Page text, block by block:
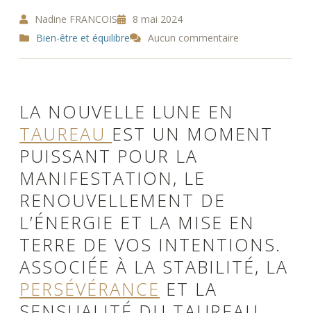
Nadine FRANCOIS
8 mai 2024
Bien-être et équilibre
Aucun commentaire
LA NOUVELLE LUNE EN
TAUREAU EST UN MOMENT
PUISSANT POUR LA
MANIFESTATION, LE
RENOUVELLEMENT DE
L’ÉNERGIE ET LA MISE EN
TERRE DE VOS INTENTIONS.
ASSOCIÉE À LA STABILITÉ, LA
PERSÉVÉRANCE ET LA